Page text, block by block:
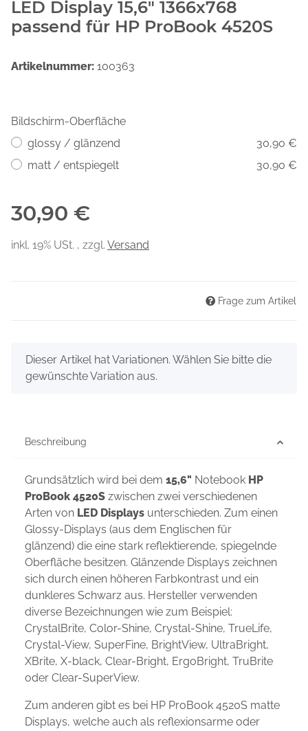
LED Display 15,6" 1366x768
passend für HP ProBook 4520S
Artikelnummer: 100363
Bildschirm-Oberfläche
glossy / glänzend
30,90 €
matt / entspiegelt
30,90 €
30,90 €
inkl. 19% USt. , zzgl. Versand
Frage zum Artikel
x
Dieser Artikel hat Variationen. Wählen Sie bitte die
gewünschte Variation aus.
Beschreibung
Grundsätzlich wird bei dem 15,6" Notebook HP
ProBook 4520S zwischen zwei verschiedenen
Arten von LED Displays unterschieden. Zum einen
Glossy-Displays (aus dem Englischen für
glänzend) die eine stark reflektierende, spiegelnde
Oberfläche besitzen. Glänzende Displays zeichnen
sich durch einen höheren Farbkontrast und ein
dunkleres Schwarz aus. Hersteller verwenden
diverse Bezeichnungen wie zum Beispiel:
CrystalBrite, Color-Shine, Crystal-Shine, TrueLife,
Crystal-View, SuperFine, BrightView, UltraBright,
XBrite, X-black, Clear-Bright, ErgoBright, TruBrite
oder Clear-SuperView.
Zum anderen gibt es bei HP ProBook 4520S matte
Displays, welche auch als reflexionsarme oder